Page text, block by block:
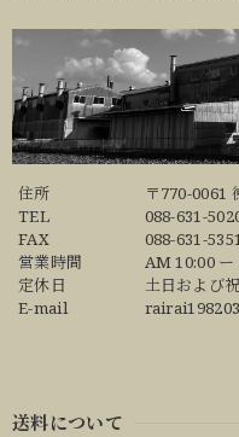
住所
〒770-0061
TEL
088-631-
FAX
088-631-
営業時間
AM 10:00
定休日
土日および
E-mail
送料について